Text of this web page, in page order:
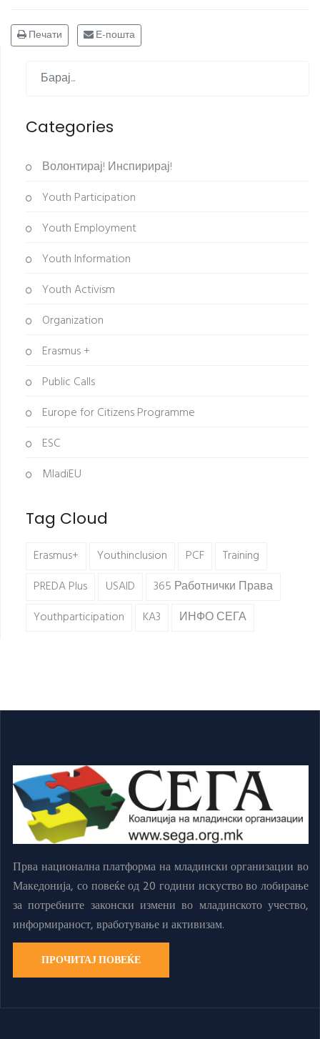
Печати Е-пошта
Categories
Волонтирај! Инспирирај!
Youth Participation
Youth Employment
Youth Information
Youth Activism
Organization
Erasmus +
Public Calls
Europe for Citizens Programme
ESC
MladiEU
Tag Cloud
Erasmus+ Youthinclusion PCF
Training
PREDA Plus
USAID
365 Работнички Права
Youthparticipation
KA3 ИНФО СЕГА
Прва национална платформа на младински организации во
Македонија, со повеќе од 20 години искуство во лобирање
за потребните законски измени во младинското учество,
информираност, вработување и активизам.
ПРОЧИТАЈ ПОВЕЌЕ